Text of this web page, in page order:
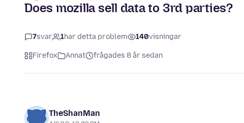
Does mozilla sell data to 3rd parties?
7svar 1har detta problem 140visningar
Firefox Annat frågades 8 år sedan
TheShanMan